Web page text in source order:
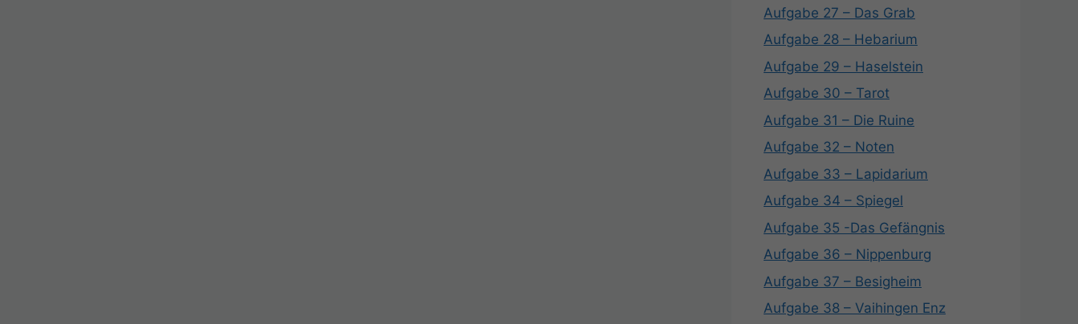
Aufgabe 27 – Das Grab
Aufgabe 28 – Hebarium
Aufgabe 29 – Haselstein
Aufgabe 30 – Tarot
Aufgabe 31 – Die Ruine
Aufgabe 32 – Noten
Aufgabe 33 – Lapidarium
Aufgabe 34 – Spiegel
Aufgabe 35 -Das Gefängnis
Aufgabe 36 – Nippenburg
Aufgabe 37 – Besigheim
Aufgabe 38 – Vaihingen Enz